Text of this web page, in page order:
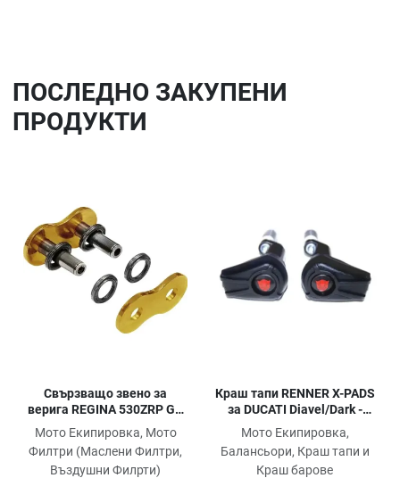
ПОСЛЕДНO ЗАКУПЕНИ
ПРОДУКТИ
Quick View
Свързващо звено за
верига REGINA 530ZRP GB
Мото Екипировка, Мото
Филтри (Маслени Филтри,
Въздушни Филрти)
Краш тапи RENNER X-PADS
за DUCATI Diavel/Dark -
X10609
Мото Екипировка,
Балансьори, Краш тапи и
Краш барове